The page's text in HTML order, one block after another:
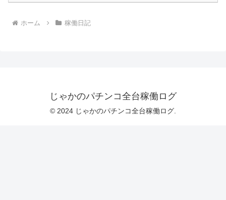
ホーム 稼働日記
じゃかのパチンコ全台稼働ログ
© 2024 じゃかのパチンコ全台稼働ログ.